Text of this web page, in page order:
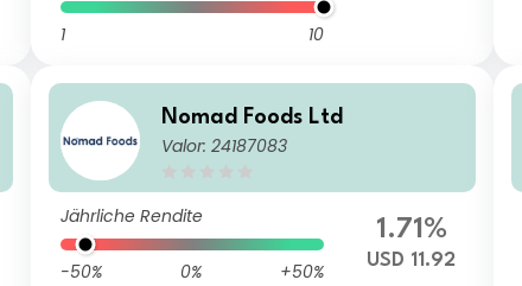
1 10
Nomad Foods Ltd
Valor: 24187083
Jährliche Rendite
-50% 0%
+50%
1.71%
USD 11.92